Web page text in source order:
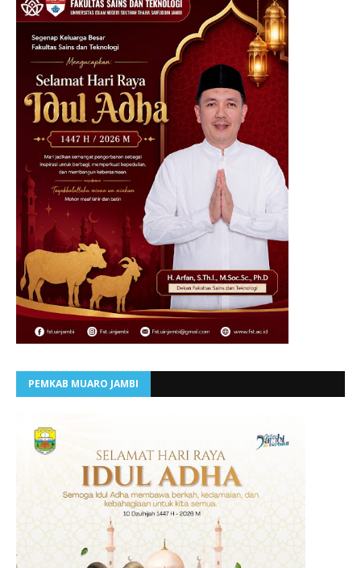
PEMKAB MUARO JAMBI